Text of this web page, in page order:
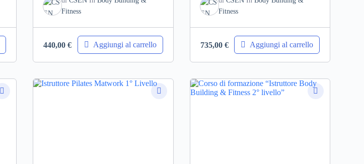
Corso di formazione
“Istruttore Body
Building & Fitness 2°
livello”
Fitness
440,00€ Aggiungi al carrello
Body Building &
Fitness
Fitness
735,00 € Aggiungi al carrello